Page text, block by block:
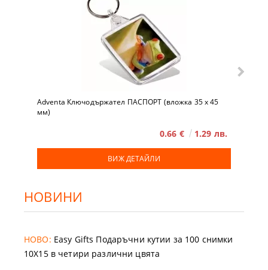
Adventa Ключодържател ПАСПОРТ (вложка 35 x 45
мм)
0.66 € 1.29 лв.
ВИЖ ДЕТАЙЛИ
НОВИНИ
НОВО: Easy Gifts Подаръчни кутии за 100 снимки
10X15 в четири различни цвята